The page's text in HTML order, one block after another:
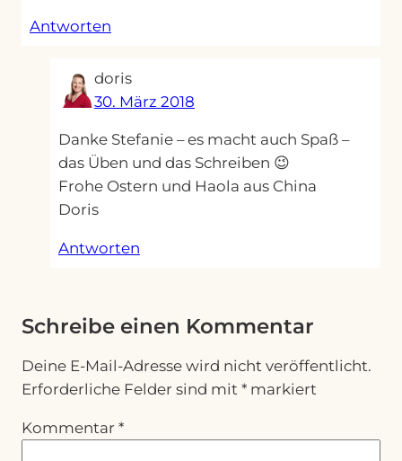
Antworten
doris
30. März 2018
Danke Stefanie – es macht auch Spaß –
das Üben und das Schreiben 😉
Frohe Ostern und Haola aus China
Doris
Antworten
Schreibe einen Kommentar
Deine E-Mail-Adresse wird nicht veröffentlicht.
Erforderliche Felder sind mit * markiert
Kommentar *